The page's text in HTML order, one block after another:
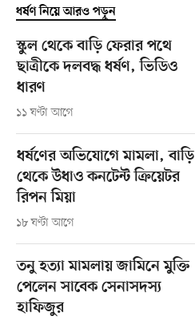
ধর্ষণ নিয়ে আরও পড়ুন
স্কুল থেকে বাড়ি ফেরার পথে
ছাত্রীকে দলবদ্ধ ধর্ষণ, ভিডিও
ধারণ
১১ ঘণ্টা আগে
ধর্ষণের অভিযোগে মামলা, বাড়ি
থেকে উধাও কনটেন্ট ক্রিয়েটর
রিপন মিয়া
১৮ ঘণ্টা আগে
তনু হত্যা মামলায় জামিনে মুক্তি
পেলেন সাবেক সেনাসদস্য
হাফিজুর